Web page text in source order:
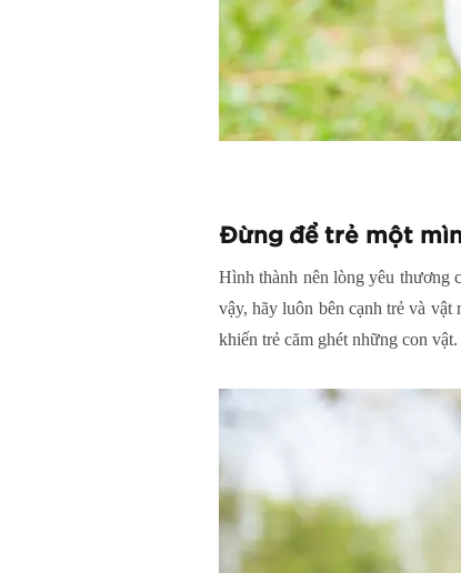
Đừng để trẻ một
Hình thành nên lòng yêu thương
vậy, hãy luôn bên cạnh trẻ và
khiến trẻ căm ghét những con